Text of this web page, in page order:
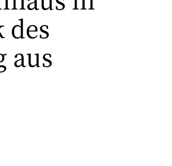
des
aus